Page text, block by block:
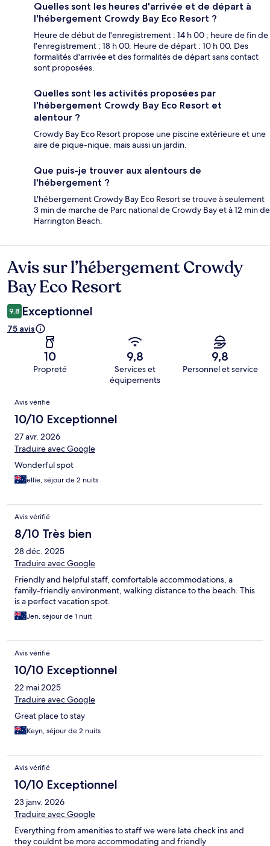
Quelles sont les heures d'arrivée et de départ à
l'hébergement Crowdy Bay Eco Resort ?
Heure de début de l'enregistrement : 14 h 00 ; heure de fin de
l'enregistrement : 18 h 00. Heure de départ : 10 h 00. Des
formalités d'arrivée et des formalités de départ sans contact
sont proposées.
Quelles sont les activités proposées par
l'hébergement Crowdy Bay Eco Resort et
alentour ?
Crowdy Bay Eco Resort propose une piscine extérieure et une
aire de pique-nique, mais aussi un jardin.
Que puis-je trouver aux alentours de
l'hébergement ?
L'hébergement Crowdy Bay Eco Resort se trouve à seulement
3 min de marche de Parc national de Crowdy Bay et à 12 min de
Harrington Beach.
Avis
Avis sur l’hébergement Crowdy
Bay Eco Resort
9,8 Exceptionnel
75 avis
10
Propreté
9,8
Services et
équipements
9,8
Personnel et service
Avis
Avis vérifié
10/10 Exceptionnel
27 avr. 2026
Traduire avec Google
Wonderful spot
ellie, séjour de 2 nuits
Avis vérifié
8/10 Très bien
28 déc. 2025
Traduire avec Google
Friendly and helpful staff, comfortable accommodations, a
family-friendly environment, walking distance to the beach. This
is a perfect vacation spot.
Jen, séjour de 1 nuit
Avis vérifié
10/10 Exceptionnel
22 mai 2025
Traduire avec Google
Great place to stay
Keyn, séjour de 2 nuits
Avis vérifié
10/10 Exceptionnel
23 janv. 2026
Traduire avec Google
Everything from amenities to staff we were late check ins and
they couldnt be more accommodating and friendly